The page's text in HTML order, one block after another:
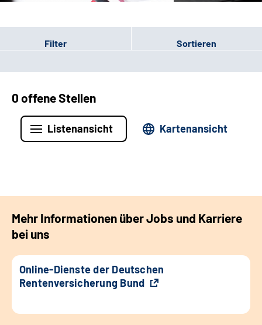
Filter Sortieren
0 offene Stellen
Listenansicht Kartenansicht
Mehr Informationen über Jobs und Karriere
bei uns
Online-Dienste der Deutschen
Rentenversicherung Bund